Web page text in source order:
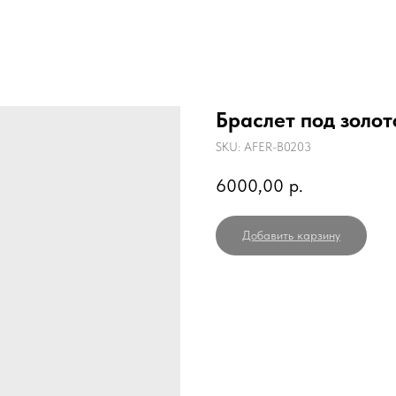
Браслет под
SKU: AFER-B0203
6000,00 р.
Добавить карзину